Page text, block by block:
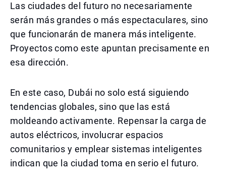
Las ciudades del futuro no necesariamente
serán más grandes o más espectaculares, sino
que funcionarán de manera más inteligente.
Proyectos como este apuntan precisamente en
esa dirección.
En este caso, Dubái no solo está siguiendo
tendencias globales, sino que las está
moldeando activamente. Repensar la carga de
autos eléctricos, involucrar espacios
comunitarios y emplear sistemas inteligentes
indican que la ciudad toma en serio el futuro.